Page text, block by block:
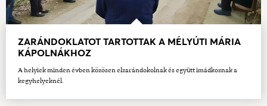
ZARÁNDOKLATOT TARTOTTAK A MÉLYÚTI MÁRIA
KÁPOLNÁKHOZ
A helyiek minden évben közösen elzarándokolnak és együtt imádkoznak a
kegyhelyeknél.